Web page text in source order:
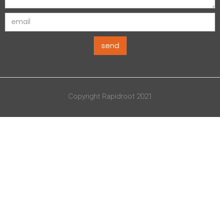
Copyright Rapidroot 2021